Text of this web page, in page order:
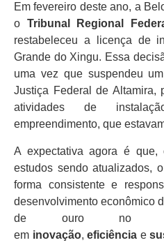
Em fevereiro deste ano, a
o Tribunal Regional
restabeleceu a licença de
Grande do Xingu. Essa
uma vez que suspendeu
Justiça Federal de Altamira,
atividades de
empreendimento, que
A expectativa agora é
estudos sendo atualizados,
forma consistente e
desenvolvimento econômico
de ouro no
em inovação, eficiência e